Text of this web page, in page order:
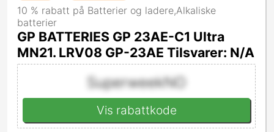
10 % rabatt på Batterier og ladere,Alkaliske
batterier
GP BATTERIES GP 23AE-C1 Ultra
MN21. LRV08 GP-23AE Tilsvarer: N/A
SuperweekNO
Vis rabattkode